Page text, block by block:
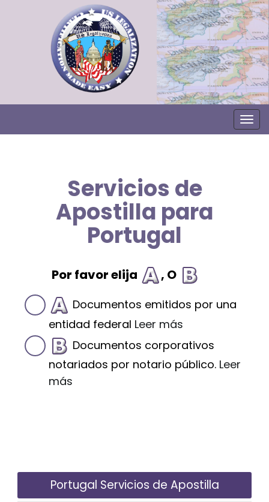
Servicios de
Apostilla para
Portugal
Por favor elija , O
Documentos emitidos por una
entidad federal Leer más
Documentos corporativos
notariados por notario público. Leer
más
Portugal Servicios de Apostilla